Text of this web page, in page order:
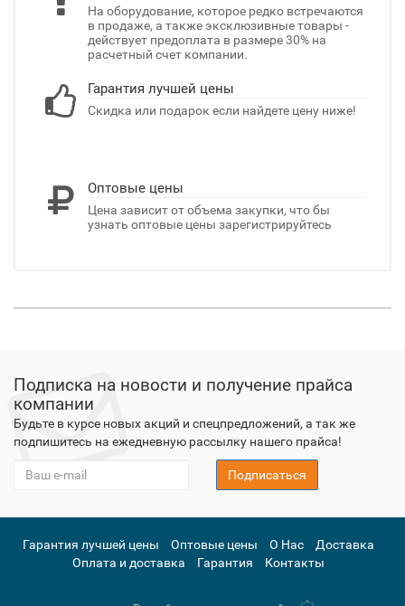
На оборудование, которое редко встречаются
в продаже, а также эксклюзивные товары -
действует предоплата в размере 30% на
расчетный счет компании.
Гарантия лучшей цены
Скидка или подарок если найдете цену ниже!
Оптовые цены
Цена зависит от объема закупки, что бы
узнать оптовые цены зарегистрируйтесь
Подписка на новости и получение прайса
компании
Будьте в курсе новых акций и спецпредложений, а так же
подпишитесь на ежедневную рассылку нашего прайса!
Подписаться
Гарантия лучшей цены Оптовые цены О Нас
Доставка
Оплата и доставка
Гарантия Контакты